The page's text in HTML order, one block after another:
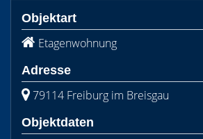
Objektart
Etagenwohnung
Adresse
79114 Freiburg im Breisgau
Objektdaten